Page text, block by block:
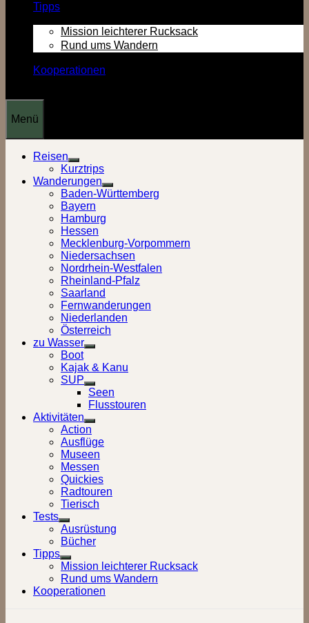
Tipps
Mission leichterer Rucksack
Rund ums Wandern
Kooperationen
Menü
Reisen
Show
sub
menu
Kurztrips
Wanderungen
Show
sub
Baden-Württemberg
Bayern
Hamburg
Hessen
Mecklenburg-Vorpommern
Niedersachsen
Nordrhein-Westfalen
Rheinland-Pfalz
Saarland
Fernwanderungen
Niederlanden
Österreich
zu Wasser
Show
sub
menu
Boot
Kajak & Kanu
SUP
Show
sub
menu
Seen
Flusstouren
Aktivitäten
Show
sub
menu
Action
Ausflüge
Museen
Messen
Quickies
Radtouren
Tierisch
Tests
Show
sub
menu
Ausrüstung
Bücher
Tipps
Show
sub
menu
Mission leichterer Rucksack
Rund ums Wandern
Kooperationen